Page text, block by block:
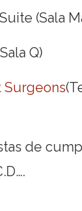
(Sala
Q)
Surgeons
de